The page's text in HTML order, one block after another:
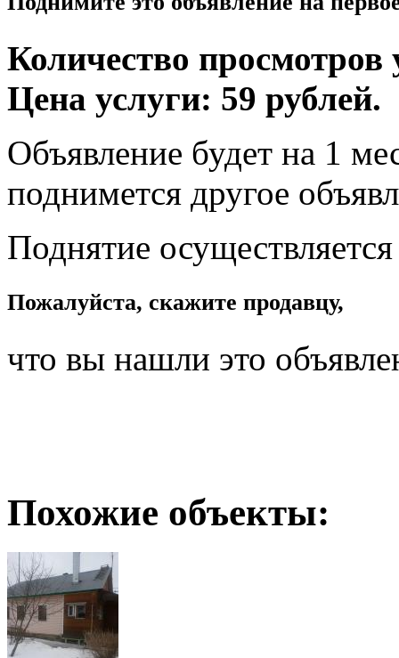
Количество просмотров
Цена услуги: 59 рублей.
Объявление будет на 1
поднимется другое
Поднятие
Пожалуйста, скажите продавцу,
что вы нашли это
Похожие объекты: